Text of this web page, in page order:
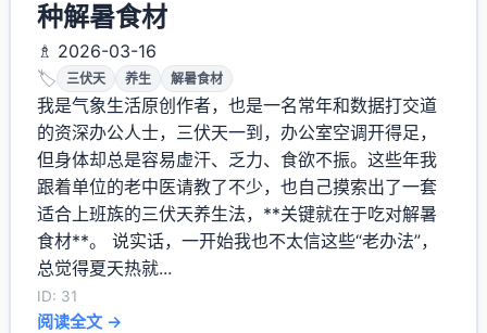
种解暑食材
♗ 2026-03-16
🏷️
三伏天 养生 解暑食材
我是气象生活原创作者，也是一名常年和数据打交道
的资深办公人士，三伏天一到，办公室空调开得足，
但身体却总是容易虚汗、乏力、食欲不振。这些年我
跟着单位的老中医请教了不少，也自己摸索出了一套
适合上班族的三伏天养生法，**关键就在于吃对解暑
食材**。 说实话，一开始我也不太信这些“老办法”，
总觉得夏天热就...
ID: 31
阅读全文 →